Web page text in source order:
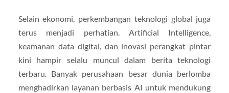
Selain ekonomi, perkembangan teknologi global juga
terus menjadi perhatian. Artificial Intelligence,
keamanan data digital, dan inovasi perangkat pintar
kini hampir selalu muncul dalam berita teknologi
terbaru. Banyak perusahaan besar dunia berlomba
menghadirkan layanan berbasis AI untuk mendukung